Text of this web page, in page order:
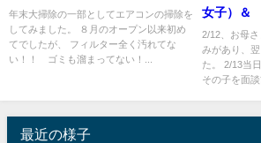
年末大掃除の一部としてエアコンの掃除を
してみました。 ８月のオープン以来初め
てでしたが、 フィルター全く汚れてな
い！！ ゴミも溜まってない！...
女子）＆
た」
2/12、お母
みがあり、
た。 2/13当
その子を面談
最近の様子